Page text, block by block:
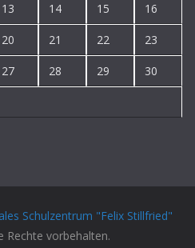
13 14 15 16
20 21 22 23
27 28 29 30
Schulzentrum "Felix Stillfried"
Rechte vorbehalten.